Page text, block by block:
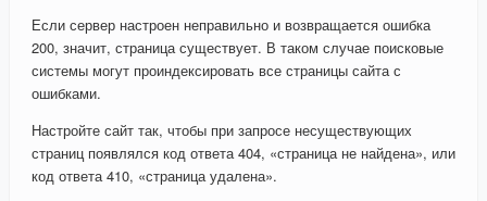
Если сервер настроен неправильно и возвращается ошибка
200, значит, страница существует. В таком случае поисковые
системы могут проиндексировать все страницы сайта с
ошибками.
Настройте сайт так, чтобы при запросе несуществующих
страниц появлялся код ответа 404, «страница не найдена», или
код ответа 410, «страница удалена».